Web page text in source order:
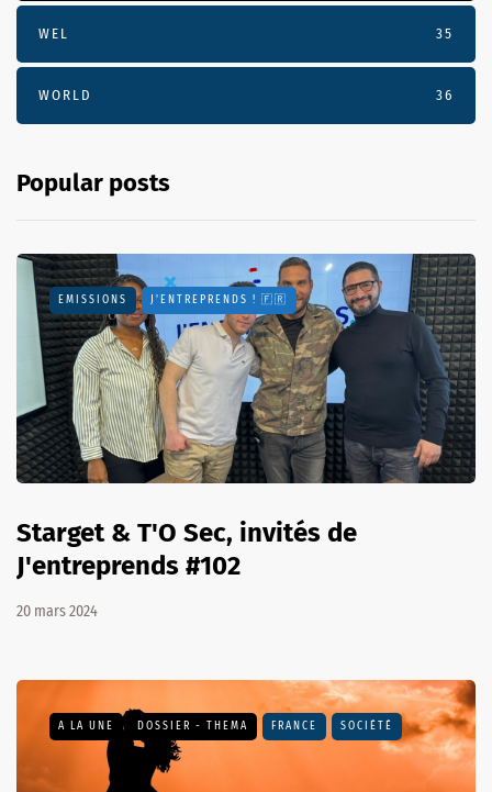
WEL 35
WORLD 36
Popular posts
EMISSIONS J'ENTREPRENDS ! 🇫🇷
Starget & T'O Sec, invités de
J'entreprends #102
20 mars 2024
A LA UNE DOSSIER - THEMA FRANCE SOCIÉTÉ